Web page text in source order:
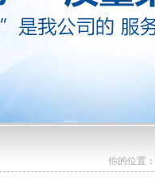
你的位置：